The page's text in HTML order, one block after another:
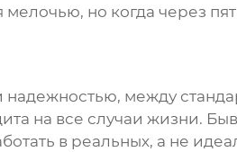
но когда через
надежностью, между
на все случаи жизни.
в реальных, а не